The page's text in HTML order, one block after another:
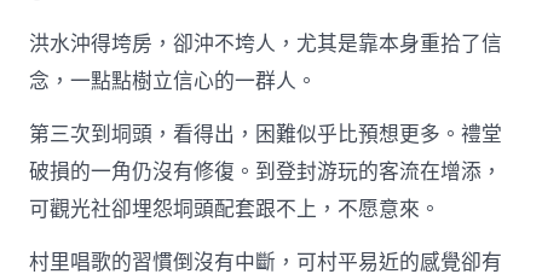
洪水沖得垮房，卻沖不垮人，尤其是靠本身重拾了信
念，一點點樹立信心的一群人。
第三次到垌頭，看得出，困難似乎比預想更多。禮堂
破損的一角仍沒有修復。到登封游玩的客流在增添，
可觀光社卻埋怨垌頭配套跟不上，不愿意來。
村里唱歌的習慣倒沒有中斷，可村平易近的感覺卻有